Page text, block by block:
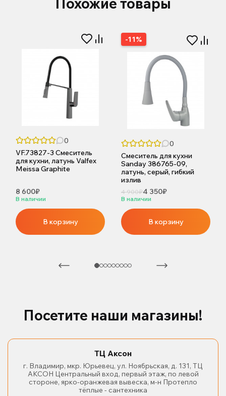
0
VF.73827-3 Смеситель
для кухни, латунь Valfex
Meissa Graphite
8 600₽
В наличии
В корзину
-11%
0
Смеситель для кухни
Sanday 386765-09,
латунь, серый, гибкий
излив
4 900₽4 350₽
В наличии
В корзину
Посетите наши магазины!
ТЦ Аксон
г. Владимир, мкр. Юрьевец, ул. Ноябрьская, д. 131, ТЦ
АКСОН Центральный вход, первый этаж, по левой
стороне, ярко-оранжевая вывеска, м-н Протепло
тёплые - сантехника